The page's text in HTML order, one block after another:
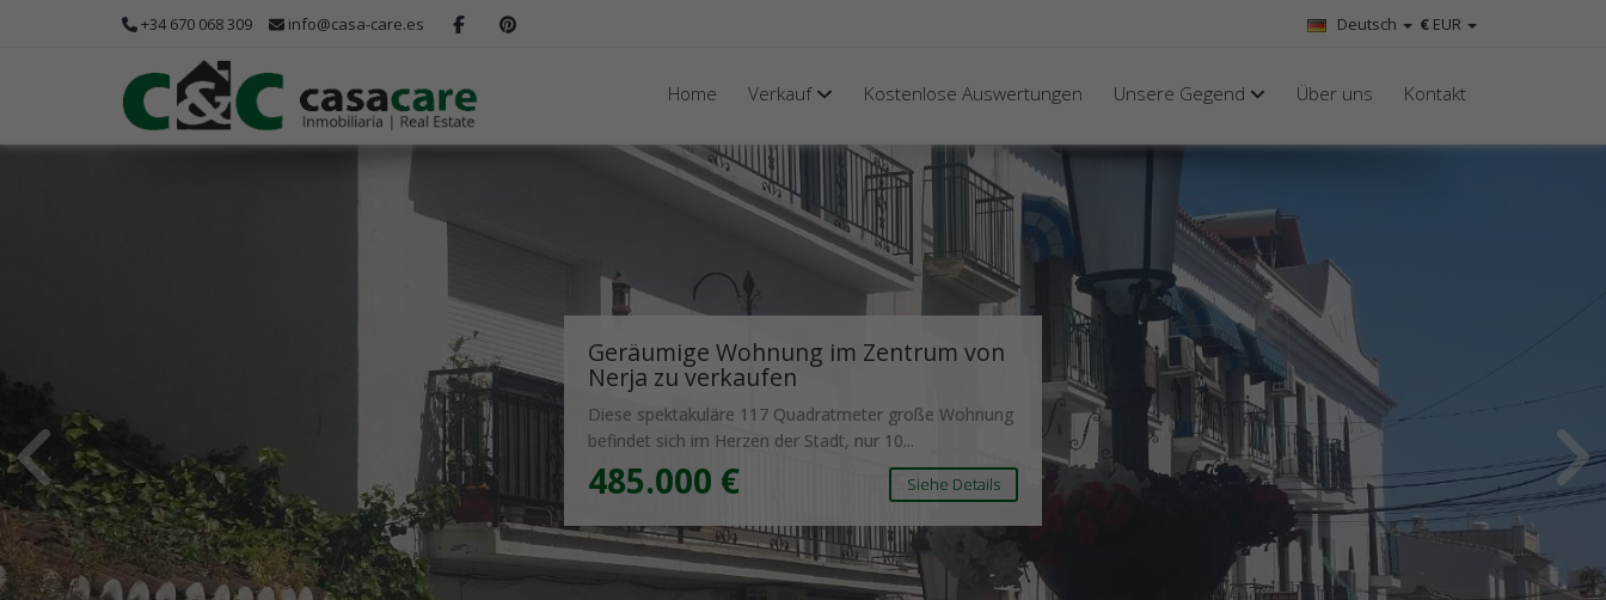
+34 670 068 309 info@casa-care.es € EUR
Deutsch
Home Verkauf Kostenlose Auswertungen Unsere Gegend Über uns Kontakt
Exklusive Maisonette-Wohnung in
Torrox Costa.
renovierte Maisonette-Wohnung. Die gesamte
Immobilie...
275.000 € Siehe Details